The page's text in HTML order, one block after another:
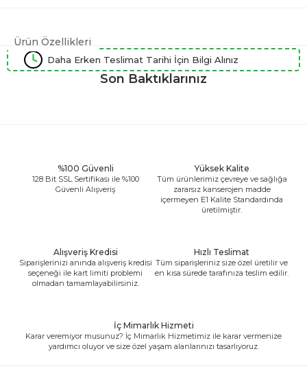
Ürün Özellikleri
Daha Erken Teslimat Tarihi İçin Bilgi Alınız
Son Baktıklarınız
%100 Güvenli
128 Bit SSL Sertifikası ile %100
Güvenli Alışveriş
Yüksek Kalite
Tüm ürünlerimiz çevreye ve sağlığa
zararsız kanserojen madde
içermeyen E1 Kalite Standardında
üretilmiştir.
Alışveriş Kredisi
Siparişlerinizi anında alışveriş kredisi
seçeneği ile kart limiti problemi
olmadan tamamlayabilirsiniz.
Hızlı Teslimat
Tüm siparişleriniz size özel üretilir ve
en kısa sürede tarafınıza teslim edilir.
İç Mimarlık Hizmeti
Karar veremiyor musunuz? İç Mimarlık Hizmetimiz ile karar vermenize
yardımcı oluyor ve size özel yaşam alanlarınızı tasarlıyoruz.